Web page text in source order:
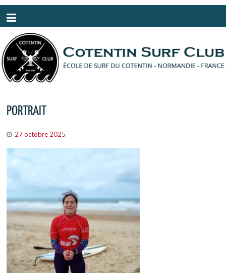
PORTRAIT
27 octobre 2025
Panneau de gestion des cookies